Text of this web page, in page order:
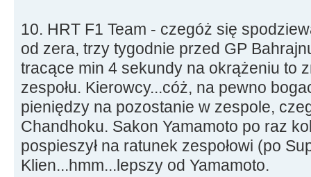
10. HRT F1 Team - czegóż się
od zera, trzy tygodnie przed GP
tracące min 4 sekundy na okrążeniu to
zespołu. Kierowcy...cóż, na pewno
pieniędzy na pozostanie w zespole,
Chandhoku. Sakon Yamamoto po raz
pospieszył na ratunek zespołowi (po
Klien...hmm...lepszy od Yamamoto.